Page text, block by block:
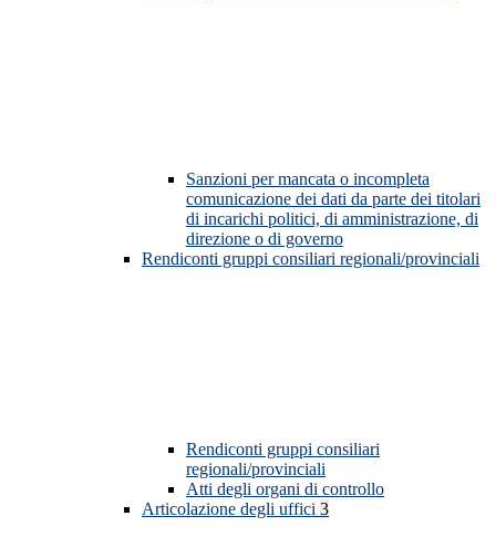
Sanzioni per mancata o incompleta
comunicazione dei dati da parte dei titolari
di incarichi politici, di amministrazione, di
direzione o di governo
Rendiconti gruppi consiliari regionali/provinciali
Rendiconti gruppi consiliari
regionali/provinciali
Atti degli organi di controllo
Articolazione degli uffici 3